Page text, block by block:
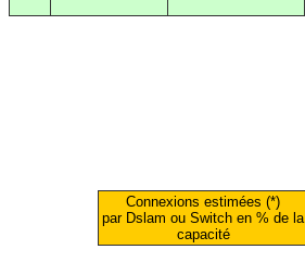
Connexions estimées (*)
par Dslam ou Switch en % de la
capacité